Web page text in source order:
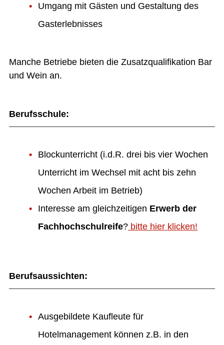
Umgang mit Gästen und Gestaltung des
Gasterlebnisses
Manche Betriebe bieten die Zusatzqualifikation Bar
und Wein an.
Berufsschule:
Blockunterricht (i.d.R. drei bis vier Wochen
Unterricht im Wechsel mit acht bis zehn
Wochen Arbeit im Betrieb)
Interesse am gleichzeitigen Erwerb der
Fachhochschulreife? bitte hier klicken!
Berufsaussichten:
Ausgebildete Kaufleute für
Hotelmanagement können z.B. in den